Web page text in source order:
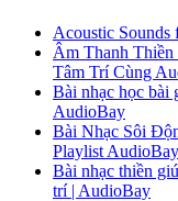
Acoustic Sounds
Âm Thanh
Tâm Trí Cùng
Bài nhạc học bài
AudioBay
Bài Nhạc Sôi
Playlist AudioBay
Bài nhạc thiền
trí | AudioBay